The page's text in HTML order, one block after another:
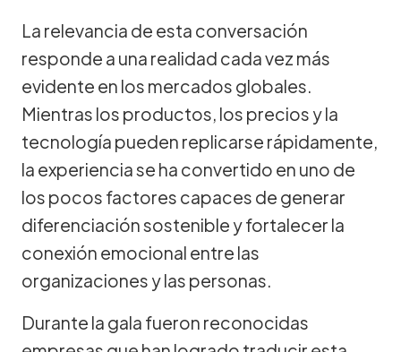
La relevancia de esta conversación
responde a una realidad cada vez más
evidente en los mercados globales.
Mientras los productos, los precios y la
tecnología pueden replicarse rápidamente,
la experiencia se ha convertido en uno de
los pocos factores capaces de generar
diferenciación sostenible y fortalecer la
conexión emocional entre las
organizaciones y las personas.
Durante la gala fueron reconocidas